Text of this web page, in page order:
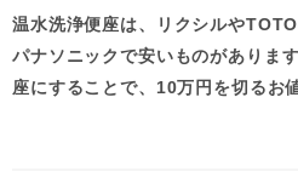
温水洗浄便座は、リクシルや
パナソニックで安いものがありま
座にすることで、10万円を切るお